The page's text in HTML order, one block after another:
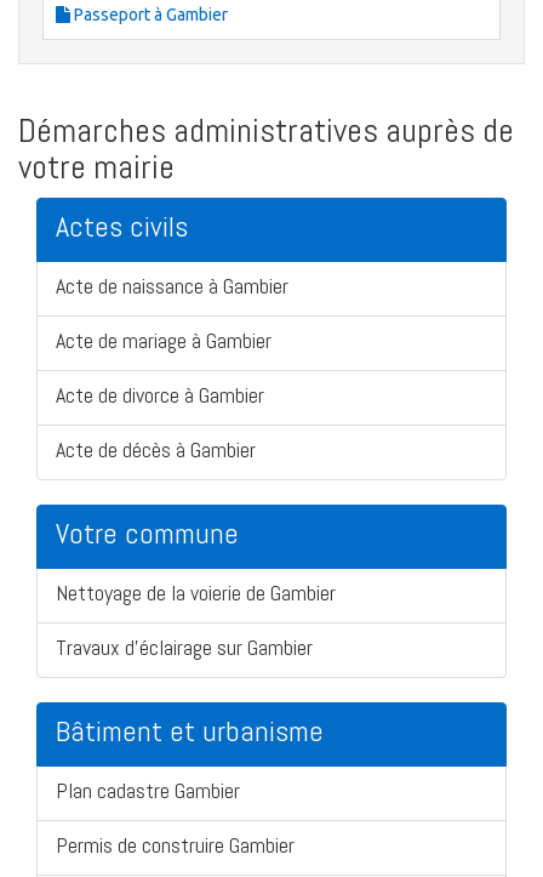
Passeport à Gambier
Démarches administratives auprès de
votre mairie
Actes civils
Acte de naissance à Gambier
Acte de mariage à Gambier
Acte de divorce à Gambier
Acte de décès à Gambier
Votre commune
Nettoyage de la voierie de Gambier
Travaux d'éclairage sur Gambier
Bâtiment et urbanisme
Plan cadastre Gambier
Permis de construire Gambier